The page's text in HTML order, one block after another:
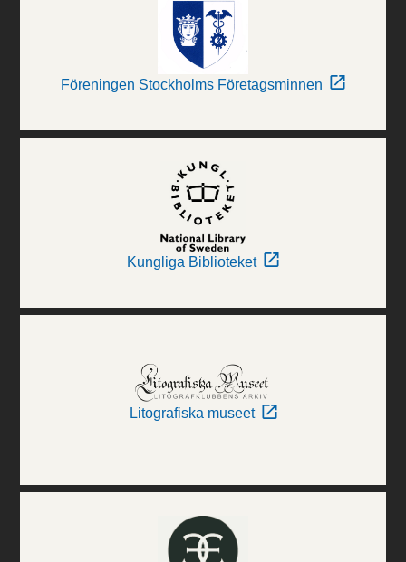
Föreningen Stockholms Företagsminnen
Kungliga Biblioteket
Litografiska museet